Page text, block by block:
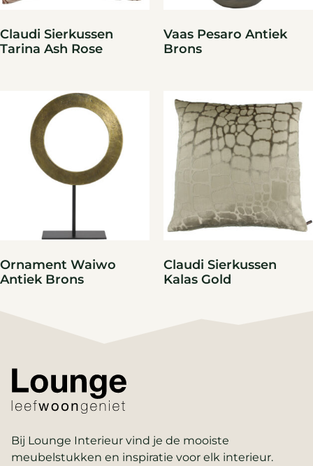
Claudi Sierkussen
Tarina Ash Rose
Vaas Pesaro Antiek
Brons
Ornament Waiwo
Antiek Brons
Claudi Sierkussen
Kalas Gold
Bij Lounge Interieur vind je de mooiste
meubelstukken en inspiratie voor elk interieur.